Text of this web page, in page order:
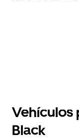
Vehículos
Black